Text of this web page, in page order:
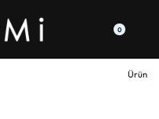
0
Ürün